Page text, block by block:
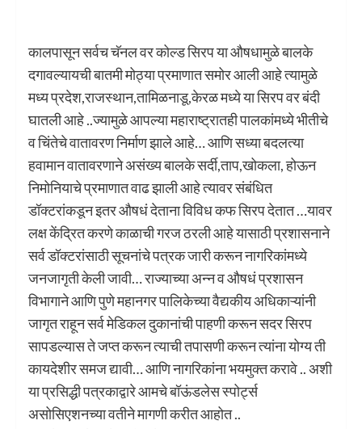
कालपासून सर्वच चॅनल वर कोल्ड सिरप या औषधामुळे बालके
दगावल्यायची बातमी मोठ्या प्रमाणात समोर आली आहे त्यामुळे
मध्य प्रदेश,राजस्थान,तामिळनाडू,केरळ मध्ये या सिरप वर बंदी
घातली आहे ..ज्यामुळे आपल्या महाराष्ट्रातही पालकांमध्ये भीतीचे
व चिंतेचे वातावरण निर्माण झाले आहे… आणि सध्या बदलत्या
हवामान वातावरणाने असंख्य बालके सर्दी,ताप,खोकला, होऊन
निमोनियाचे प्रमाणात वाढ झाली आहे त्यावर संबंधित
डॉक्टरांकडून इतर औषधं देताना विविध कफ सिरप देतात …यावर
लक्ष केंद्रित करणे काळाची गरज ठरली आहे यासाठी प्रशासनाने
सर्व डॉक्टरांसाठी सूचनांचे पत्रक जारी करून नागरिकांमध्ये
जनजागृती केली जावी… राज्याच्या अन्न व औषधं प्रशासन
विभागाने आणि पुणे महानगर पालिकेच्या वैद्यकीय अधिकाऱ्यांनी
जागृत राहून सर्व मेडिकल दुकानांची पाहणी करून सदर सिरप
सापडल्यास ते जप्त करून त्याची तपासणी करून त्यांना योग्य ती
कायदेशीर समज द्यावी… आणि नागरिकांना भयमुक्त करावे .. अशी
या प्रसिद्धी पत्रकाद्वारे आमचे बॉऊंडलेस स्पोर्ट्स
असोसिएशनच्या वतीने मागणी करीत आहोत ..